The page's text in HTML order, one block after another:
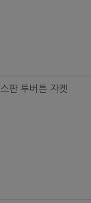
판 투버튼 자켓